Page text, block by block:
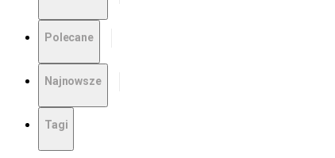
Polecane
Najnowsze
Tagi